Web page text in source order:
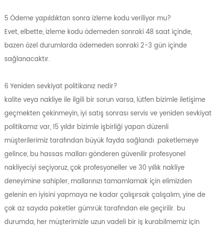
5 Ödeme yapıldıktan sonra izleme kodu veriliyor mu?
Evet, elbette, izleme kodu ödemeden sonraki 48 saat içinde,
bazen özel durumlarda ödemeden sonraki 2-3 gün içinde
sağlanacaktır.
6 Yeniden sevkiyat politikanız nedir?
kalite veya nakliye ile ilgili bir sorun varsa, lütfen bizimle iletişime
geçmekten çekinmeyin, iyi satış sonrası servis ve yeniden sevkiyat
politikamız var, 15 yıldır bizimle işbirliği yapan düzenli
müşterilerimiz tarafından büyük fayda sağlandı .paketlemeye
gelince, bu hassas malları gönderen güvenilir profesyonel
nakliyeciyi seçiyoruz, çok profesyoneller ve 30 yıllık nakliye
deneyimine sahipler, mallarınızı tamamlamak için elimizden
gelenin en iyisini yapmaya ne kadar çalışırsak çalışalım, yine de
çok az sayıda paketler gümrük tarafından ele geçirilir. bu
durumda, her müşterimizle uzun vadeli bir iş kurabilmemiz için